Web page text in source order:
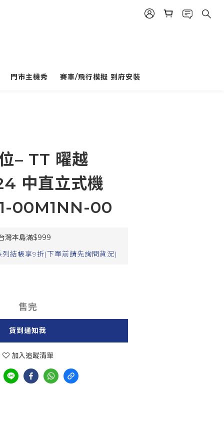
門市主機秀 賽車/飛行模擬 到府安裝
– TT 曜越
中直立式機
00M1NN-00
灣本島滿$999
結帳享9折(下單前請先詢問貨況)
售完
貨到通知我
加入追蹤清單